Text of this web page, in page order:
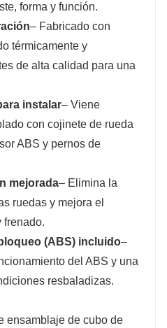
forma y función.
– Fabricado con
térmicamente y
de alta calidad para una
instalar– Viene
con cojinete de rueda
ABS y pernos de
mejorada– Elimina la
ruedas y mejora el
frenado.
(ABS) incluido–
del ABS y una
resbaladizas.